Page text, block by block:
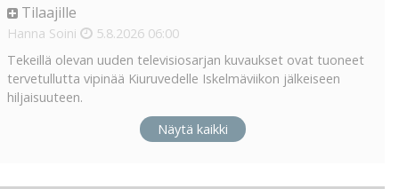
Tilaajille
Hanna Soini 5.8.2026 06:00
Tekeillä olevan uuden televisiosarjan kuvaukset ovat tuoneet
tervetullutta vipinää Kiuruvedelle Iskelmäviikon jälkeiseen
hiljaisuuteen.
Näytä kaikki